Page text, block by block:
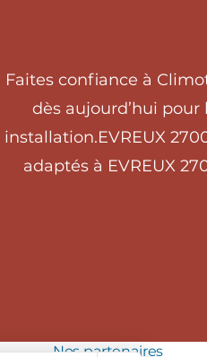
Faites confiance à
dès aujourd’hui
installation.EVREUX
adaptés à EVREUX
Nos partenaires